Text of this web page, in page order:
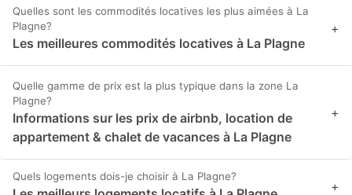
Quelles sont les commodités locatives les plus aimées à La
Plagne?
Les meilleures commodités locatives à La Plagne
+
Quelle gamme de prix est la plus typique dans la zone La
Plagne?
Informations sur les prix de airbnb, location de
appartement & chalet de vacances à La Plagne
+
Quels logements dois-je choisir à La Plagne?
+